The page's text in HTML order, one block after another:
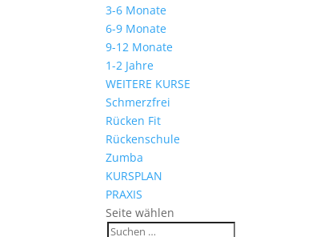
3-6 Monate
6-9 Monate
9-12 Monate
1-2 Jahre
WEITERE KURSE
Schmerzfrei
Rücken Fit
Rückenschule
Zumba
KURSPLAN
PRAXIS
Seite wählen